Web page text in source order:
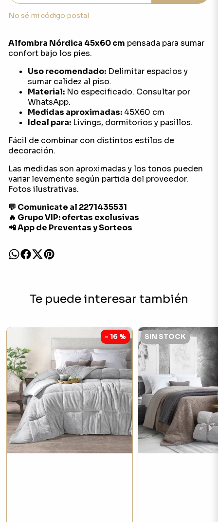
No sé mi código postal
Alfombra Nórdica 45x60 cm pensada para sumar
confort bajo los pies.
Uso recomendado:Delimitar espacios y
sumar calidez al piso.
Material:No especificado. Consultar por
WhatsApp.
Medidas aproximadas:45X60 cm
Ideal para:Livings, dormitorios y pasillos.
Fácil de combinar con distintos estilos de
decoración.
Las medidas son aproximadas y los tonos pueden
variar levemente según partida del proveedor.
Fotos ilustrativas.
💬 Comunicate al 2271435531
🔥 Grupo VIP: ofertas exclusivas
📲 App de Preventas y Sorteos
Te puede interesar también
- 16 % SIN STOCK